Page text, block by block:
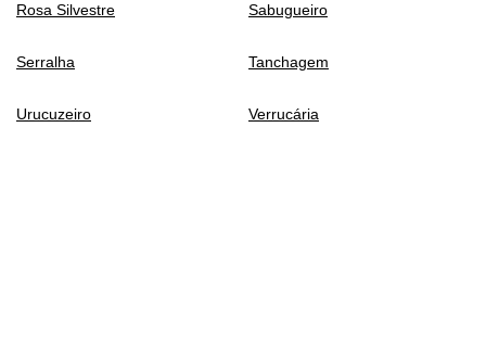
Rosa Silvestre Sabugueiro
Serralha Tanchagem
Urucuzeiro Verrucária